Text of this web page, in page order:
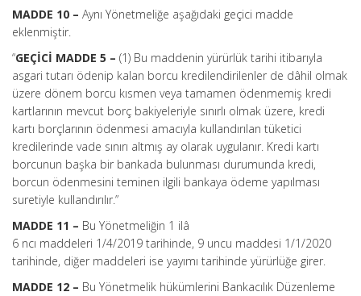
MADDE 10 – Aynı Yönetmeliğe aşağıdaki geçici madde
eklenmiştir.
“GEÇİCİ MADDE 5 – (1) Bu maddenin yürürlük tarihi itibarıyla
asgari tutarı ödenip kalan borcu kredilendirilenler de dâhil olmak
üzere dönem borcu kısmen veya tamamen ödenmemiş kredi
kartlarının mevcut borç bakiyeleriyle sınırlı olmak üzere, kredi
kartı borçlarının ödenmesi amacıyla kullandırılan tüketici
kredilerinde vade sınırı altmış ay olarak uygulanır. Kredi kartı
borcunun başka bir bankada bulunması durumunda kredi,
borcun ödenmesini teminen ilgili bankaya ödeme yapılması
suretiyle kullandırılır.”
MADDE 11 – Bu Yönetmeliğin 1 ilâ
6 ncı maddeleri 1/4/2019 tarihinde, 9 uncu maddesi 1/1/2020
tarihinde, diğer maddeleri ise yayımı tarihinde yürürlüğe girer.
MADDE 12 – Bu Yönetmelik hükümlerini Bankacılık Düzenleme